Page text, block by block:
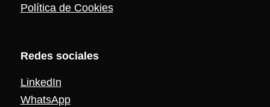
Política de Cookies
Redes sociales
LinkedIn
WhatsApp